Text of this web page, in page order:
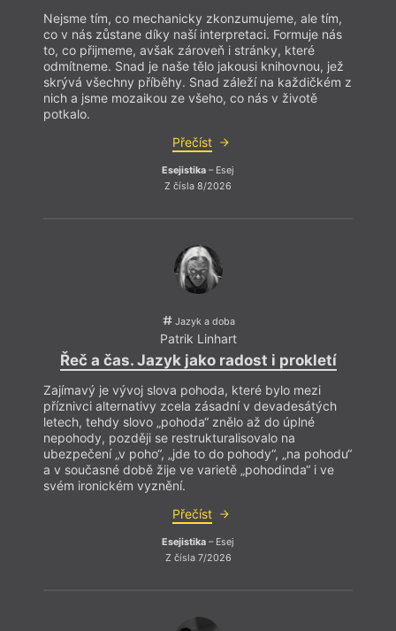
Nejsme tím, co mechanicky zkonzumujeme, ale tím,
co v nás zůstane díky naší interpretaci. Formuje nás
to, co přijmeme, avšak zároveň i stránky, které
odmítneme. Snad je naše tělo jakousi knihovnou, jež
skrývá všechny příběhy. Snad záleží na každičkém z
nich a jsme mozaikou ze všeho, co nás v životě
potkalo.
Přečíst
Esejistika – Esej
Z čísla 8/2026
Jazyk a doba
Patrik Linhart
Řeč a čas. Jazyk jako radost i prokletí
Zajímavý je vývoj slova pohoda, které bylo mezi
příznivci alternativy zcela zásadní v devadesátých
letech, tehdy slovo „pohoda“ znělo až do úplné
nepohody, později se restrukturalisovalo na
ubezpečení „v poho“, „jde to do pohody“, „na pohodu“
a v současné době žije ve varietě „pohodinda“ i ve
svém ironickém vyznění.
Přečíst
Esejistika – Esej
Z čísla 7/2026